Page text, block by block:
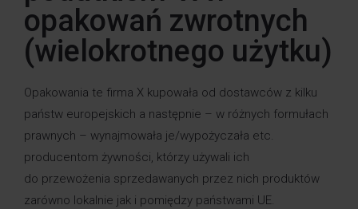
opakowań zwrotnych
(wielokrotnego użytku)
Opakowania te firma X kupowała od dostawców z kilku
państw europejskich a następnie – w różnych formułach
prawnych – wynajmowała je/wypożyczała etc.
producentom żywności, którzy używali ich
do przewożenia sprzedawanych przez nich produktów
zarówno lokalnie jak i pomiędzy państwami UE.